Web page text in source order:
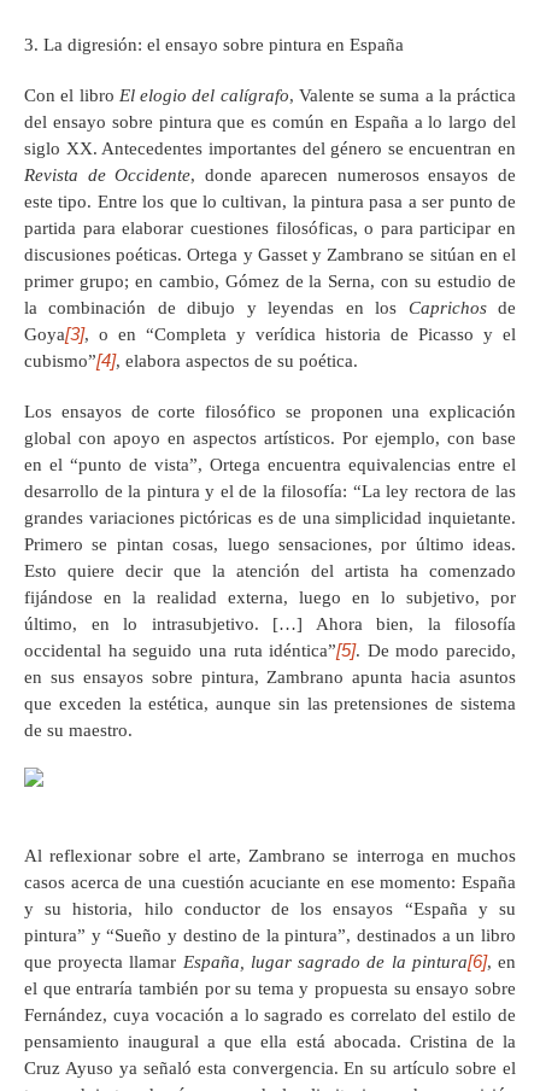
3. La digresión: el ensayo sobre pintura en España
Con el libro El elogio del calígrafo, Valente se suma a la práctica
del ensayo sobre pintura que es común en España a lo largo del
siglo XX. Antecedentes importantes del género se encuentran en
Revista de Occidente, donde aparecen numerosos ensayos de
este tipo. Entre los que lo cultivan, la pintura pasa a ser punto de
partida para elaborar cuestiones filosóficas, o para participar en
discusiones poéticas. Ortega y Gasset y Zambrano se sitúan en el
primer grupo; en cambio, Gómez de la Serna, con su estudio de
la combinación de dibujo y leyendas en los Caprichosde
Goya[3], o en “Completa y verídica historia de Picasso y el
cubismo”[4], elabora aspectos de su poética.
Los ensayos de corte filosófico se proponen una explicación
global con apoyo en aspectos artísticos. Por ejemplo, con base
en el “punto de vista”, Ortega encuentra equivalencias entre el
desarrollo de la pintura y el de la filosofía: “La ley rectora de las
grandes variaciones pictóricas es de una simplicidad inquietante.
Primero se pintan cosas, luego sensaciones, por último ideas.
Esto quiere decir que la atención del artista ha comenzado
fijándose en la realidad externa, luego en lo subjetivo, por
último, en lo intrasubjetivo. […] Ahora bien, la filosofía
occidental ha seguido una ruta idéntica”[5]. De modo parecido,
en sus ensayos sobre pintura, Zambrano apunta hacia asuntos
que exceden la estética, aunque sin las pretensiones de sistema
de su maestro.
Al reflexionar sobre el arte, Zambrano se interroga en muchos
casos acerca de una cuestión acuciante en ese momento: España
y su historia, hilo conductor de los ensayos “España y su
pintura” y “Sueño y destino de la pintura”, destinados a un libro
que proyecta llamar España, lugar sagrado de la pintura[6], en
el que entraría también por su tema y propuesta su ensayo sobre
Fernández, cuya vocación a lo sagrado es correlato del estilo de
pensamiento inaugural a que ella está abocada. Cristina de la
Cruz Ayuso ya señaló esta convergencia. En su artículo sobre el